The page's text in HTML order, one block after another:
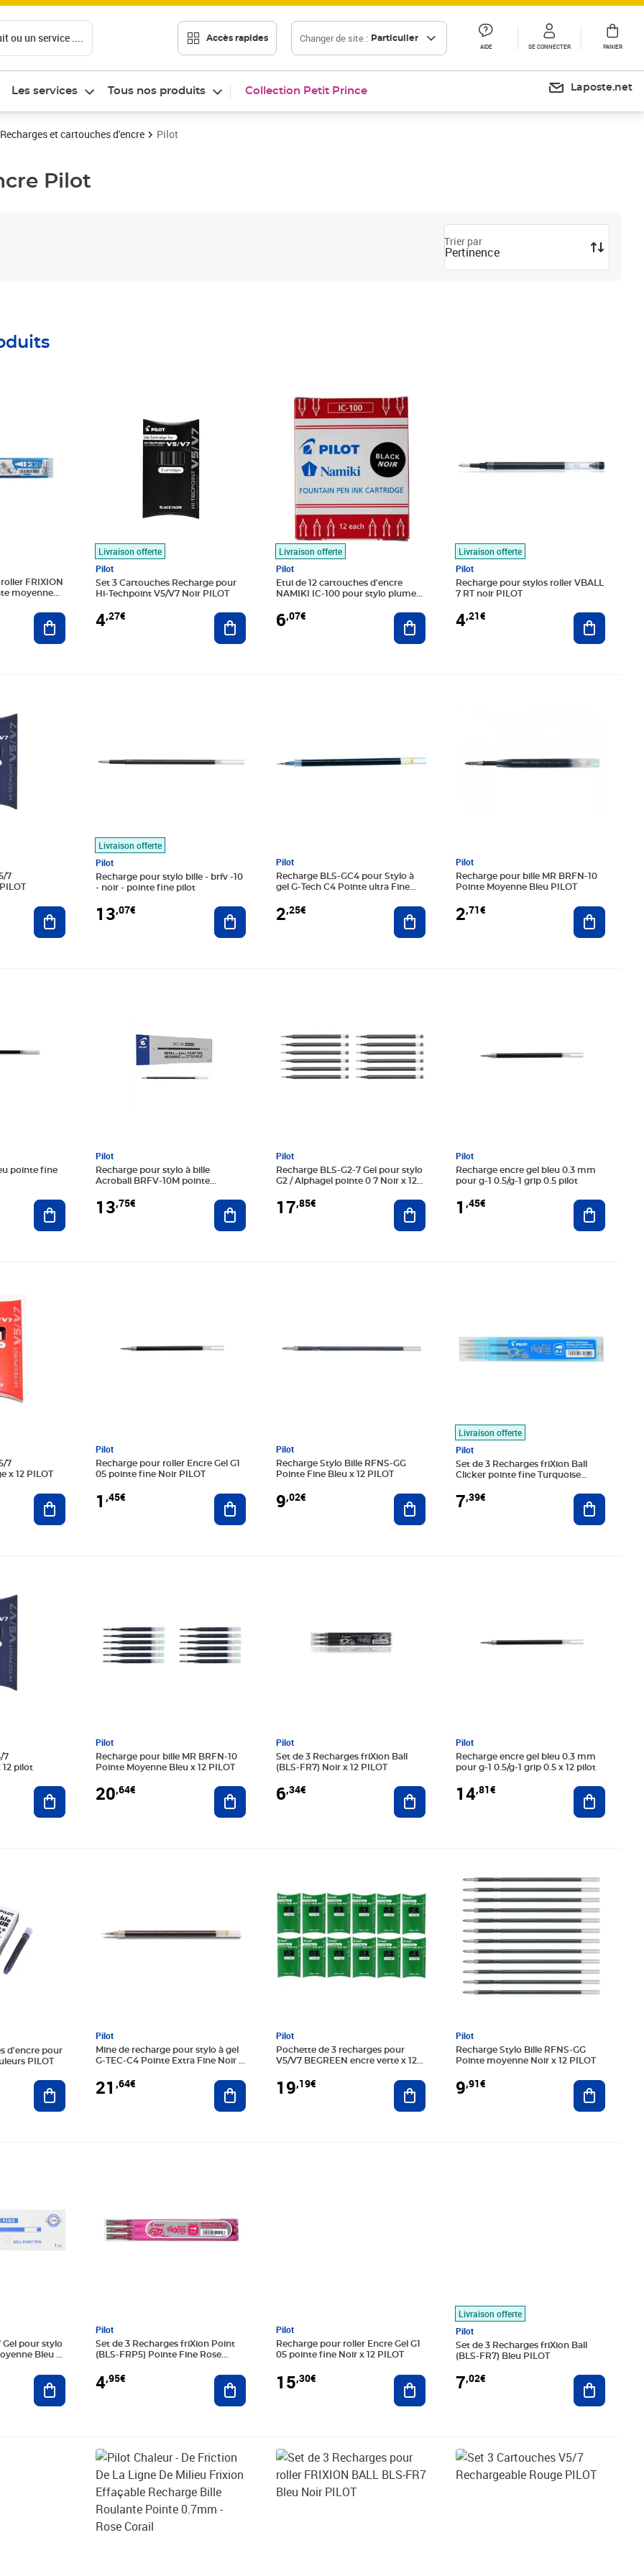
ou un service .... Accès rapides Changer de site : Particulier
AIDE SE CONNECTER PANIER
Les services Tous nos produits Collection Petit Prince Laposte.net
Recharges et cartouches d'encre Pilot
Pilot
Trier par
Pertinence
FRIXION
moyenne
Ajouter au panier
Livraison offerte
Pilot
Set 3 Cartouches Recharge pour
Hi-Techpoint V5/V7 Noir PILOT
4,27€ Ajouter au panier
Livraison offerte
Pilot
Etui de 12 cartouches d'encre
NAMIKI IC-100 pour stylo plume
6,07€
Prix 6,07€
Ajouter au panier
Livraison offerte
Pilot
Recharge pour stylos roller VBALL
7 RT noir PILOT
4,21€ Ajouter
7
Ajouter au panier
Livraison offerte
Pilot
Recharge pour stylo bille - brfv -10
- noir - pointe fine pilot
13,07€ Ajouter au panier
Pilot
Recharge BLS-GC4 pour Stylo à
gel G-Tech C4 Pointe ultra Fine
2,25€ Ajouter au panier
Pilot
Recharge pour bille MR BRFN-10
Pointe Moyenne Bleu PILOT
2,71€ Ajouter
pointe fine
Ajouter au panier
Pilot
Recharge pour stylo à bille
Acroball BRFV-10M pointe
13,75€ Ajouter au panier
Pilot
Recharge BLS-G2-7 Gel pour stylo
G2 / Alphagel pointe 0 7 Noir x 12
17,85€ Ajouter au panier
Pilot
Recharge encre gel bleu 0.3 mm
pour g-1 0.5/g-1 grip 0.5 pilot
1 ,45€ Ajouter
7
x 12 PILOT
Ajouter au panier
Pilot
Recharge pour roller Encre Gel G1
05 pointe fine Noir PILOT
1,45€ Ajouter au panier
Pilot
Recharge Stylo Bille RFNS-GG
Pointe Fine Bleu x 12 PILOT
9,02€ Ajouter au panier
Livraison offerte
Pilot
Set de 3 Recharges friXion Ball
Clicker pointe fine Turquoise
7,39€ Ajouter
7
12 pilot
Ajouter au panier
Pilot
Recharge pour bille MR BRFN-10
Pointe Moyenne Bleu x 12 PILOT
20,64€ Ajouter au panier
Pilot
Set de 3 Recharges friXion Ball
(BLS-FR7) Noir x 12 PILOT
6,34€ Ajouter au panier
Pilot
Recharge encre gel bleu 0.3 mm
pour g-1 0.5/g-1 grip 0.5 x 12 pilot
14,81€ Ajouter
d'encre pour
PILOT
Ajouter au panier
Pilot
Mine de recharge pour stylo à gel
G-TEC-C4 Pointe Extra Fine Noir x
21,64€ Ajouter au panier
Pilot
Pochette de 3 recharges pour
V5/V7 BEGREEN encre verte x 12
19,19€ Ajouter au panier
Pilot
Recharge Stylo Bille RFNS-GG
Pointe moyenne Noir x 12 PILOT
9,91€ Ajouter
Gel pour stylo
Bleu x
Ajouter au panier
Pilot
Set de 3 Recharges friXion Point
(BLS-FRP5) Pointe Fine Rose
4,95€ Ajouter au panier
Pilot
Recharge pour roller Encre Gel G1
05 pointe fine Noir x 12 PILOT
15,30€ Ajouter au panier
Livraison offerte
Pilot
Set de 3 Recharges friXion Ball
(BLS-FR7) Bleu PILOT
7,02€ Ajouter
Prix 7,39€ Prix 7,11€ Prix 4,32€